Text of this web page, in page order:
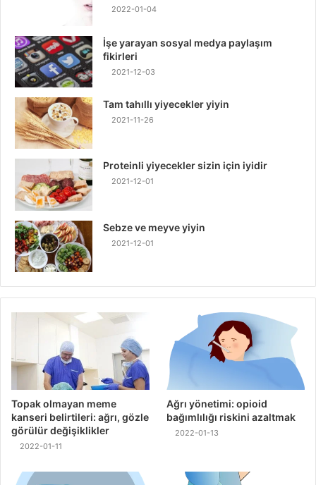
2022-01-04
İşe yarayan sosyal medya paylaşım
fikirleri
2021-12-03
Tam tahıllı yiyecekler yiyin
2021-11-26
Proteinli yiyecekler sizin için iyidir
2021-12-01
Sebze ve meyve yiyin
2021-12-01
Topak olmayan meme
kanseri belirtileri: ağrı, gözle
görülür değişiklikler
2022-01-11
Ağrı yönetimi: opioid
bağımlılığı riskini azaltmak
2022-01-13